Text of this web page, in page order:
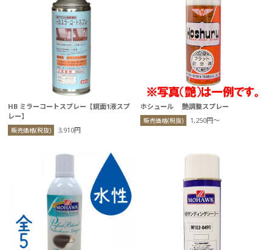
HB ミラーコートスプレー【鏡面1液スプ
レー】
販売価格(税抜) 3,910円
ホシュール 艶調整スプレー
販売価格(税抜) 1,250円〜